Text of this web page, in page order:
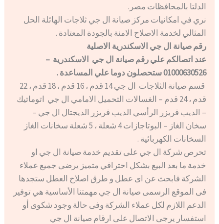
الدلتا بالمحافظات مصر.
نري في امكانيات مركز صيانة ال جي ثلاجات الهائلة الحل
المثالي لخدمة الاصلاح الامنة بالجودة المعتادة .
رقم صيانة ال جي الاسكندرية الاصلية
عند اتصالكم علي رقم صيانة ال جي الاسكندرية –
01000630526 ستحصلون دوما علي المساعدة .
قسم صيانة الثلاجات ال جي 14 قدم ، 16 قدم ، 18 قدم ، 22
قدم ، 24 قدم – الغسالات التحميل الامامي ال جي اتوماتيك
– الديب فريزر الرأسي الديب فريزر الديجتال ال جي –
سخان الغاز – البوتاجازات 4 شعلة ، 5 شعلة سخانات الغاز
السخانات الكهربائية .
تحرص شركة ال جي على تقديم خدمة صيانة ال جي او
خدمة ما بعد البيع بشكل احترافي متميز يرضى جميع عملاء
الشركة فابحث عن اى عطل و طرق اصلاح العطل ستجدها
فى الموقع الرسمى صيانة ال جي مهمتنا الأساسية هي توفير
الدعم اللازم لكل عملاء الشركة وفى حالة وجود شكوى أو
استفسار يرجى الاتصال على ارقام صيانة ال جي